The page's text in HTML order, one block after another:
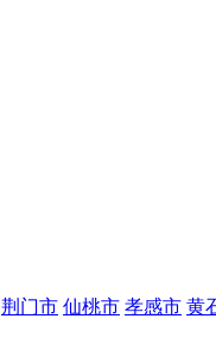
荆门市 仙桃市 孝感市 黄